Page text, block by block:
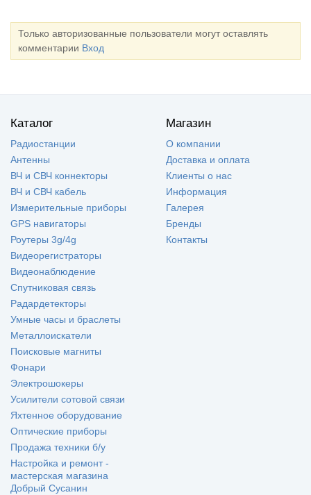
Только авторизованные пользователи могут оставлять
комментарии Вход
Каталог
Радиостанции
Антенны
ВЧ и СВЧ коннекторы
ВЧ и СВЧ кабель
Измерительные приборы
GPS навигаторы
Роутеры 3g/4g
Видеорегистраторы
Видеонаблюдение
Спутниковая связь
Радардетекторы
Умные часы и браслеты
Металлоискатели
Поисковые магниты
Фонари
Электрошокеры
Усилители сотовой связи
Яхтенное оборудование
Оптические приборы
Продажа техники б/у
Настройка и ремонт -
мастерская магазина
Добрый Сусанин
Магазин
О компании
Доставка и оплата
Клиенты о нас
Информация
Галерея
Бренды
Контакты